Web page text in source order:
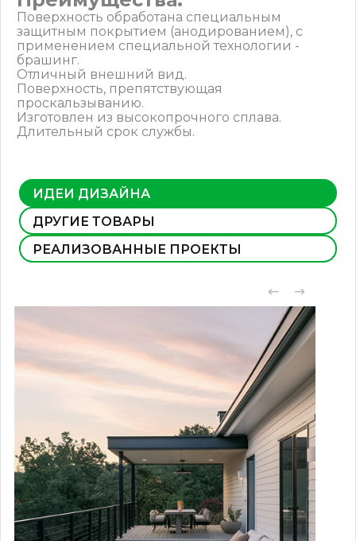
Поверхность обработана специальным
защитным покрытием (анодированием), с
применением специальной технологии -
брашинг.
Отличный внешний вид.
Поверхность, препятствующая
проскальзыванию.
Изготовлен из высокопрочного сплава.
Длительный срок службы.
ИДЕИ ДИЗАЙНА
ДРУГИЕ ТОВАРЫ
РЕАЛИЗОВАННЫЕ ПРОЕКТЫ